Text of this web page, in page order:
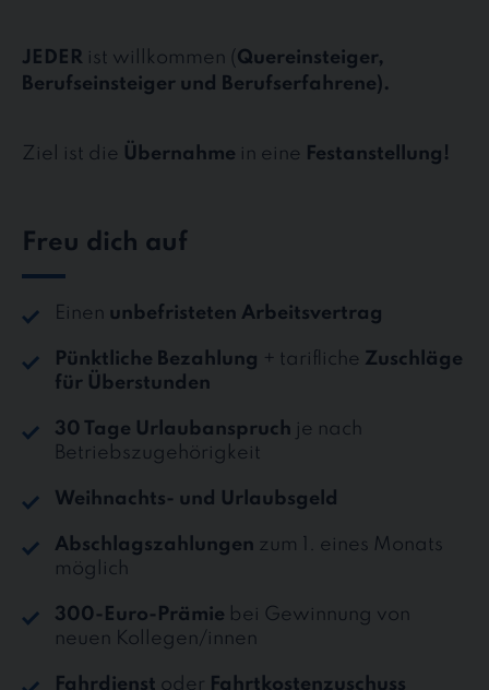
JEDER ist willkommen (Quereinsteiger,
Berufseinsteiger und Berufserfahrene).
Ziel ist die Übernahme in eine Festanstellung!
Freu dich auf
Einen unbefristeten Arbeitsvertrag
Pünktliche Bezahlung + tarifliche Zuschläge
für Überstunden
30 Tage Urlaubanspruch je nach
Betriebszugehörigkeit
Weihnachts- und Urlaubsgeld
Abschlagszahlungen zum 1. eines Monats
möglich
300-Euro-Prämie bei Gewinnung von
neuen Kollegen/innen
Fahrdienst oder Fahrtkostenzuschuss